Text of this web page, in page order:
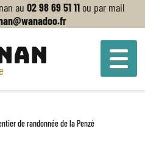
au 02 98 69 51 11 ou par mail
de randonnée de la Penzé